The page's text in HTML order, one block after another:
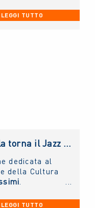
Caramia. Fino
incontri aperti
LEGGI TUTTO
Il 5 e 6 settembre all’Aquila torna il Jazz Italiano per le Terre del Sisma: il NUOVO IMAIE c’è
dedicata al
della Cultura
LEGGI TUTTO